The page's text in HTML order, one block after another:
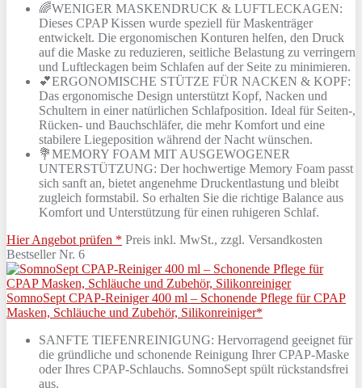
🌈WENIGER MASKENDRUCK & LUFTLECKAGEN:
Dieses CPAP Kissen wurde speziell für Maskenträger
entwickelt. Die ergonomischen Konturen helfen, den Druck
auf die Maske zu reduzieren, seitliche Belastung zu verringern
und Luftleckagen beim Schlafen auf der Seite zu minimieren.
💕ERGONOMISCHE STÜTZE FÜR NACKEN & KOPF:
Das ergonomische Design unterstützt Kopf, Nacken und
Schultern in einer natürlichen Schlafposition. Ideal für Seiten-,
Rücken- und Bauchschläfer, die mehr Komfort und eine
stabilere Liegeposition während der Nacht wünschen.
💐MEMORY FOAM MIT AUSGEWOGENER
UNTERSTÜTZUNG: Der hochwertige Memory Foam passt
sich sanft an, bietet angenehme Druckentlastung und bleibt
zugleich formstabil. So erhalten Sie die richtige Balance aus
Komfort und Unterstützung für einen ruhigeren Schlaf.
Hier Angebot prüfen * Preis inkl. MwSt., zzgl. Versandkosten
Bestseller Nr. 6
SomnoSept CPAP-Reiniger 400 ml – Schonende Pflege für CPAP
Masken, Schläuche und Zubehör, Silikonreiniger*
SANFTE TIEFENREINIGUNG: Hervorragend geeignet für
die gründliche und schonende Reinigung Ihrer CPAP-Maske
oder Ihres CPAP-Schlauchs. SomnoSept spült rückstandsfrei
aus.